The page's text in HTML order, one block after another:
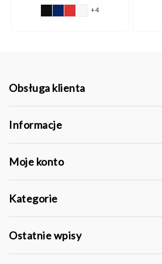
+4
Obsługa klienta
Informacje
Moje konto
Kategorie
Ostatnie wpisy